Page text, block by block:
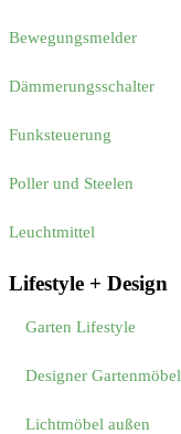
Bewegungsmelder
Dämmerungsschalter
Funksteuerung
Poller und Steelen
Leuchtmittel
Lifestyle + Design
Garten Lifestyle
Designer Gartenmöbel
Lichtmöbel außen